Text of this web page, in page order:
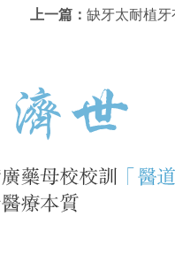
上一篇： 缺牙太耐植牙